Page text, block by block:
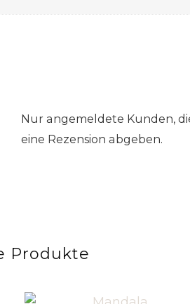
Nur angemeldete Kunden,
eine Rezension abgeben.
Produkte